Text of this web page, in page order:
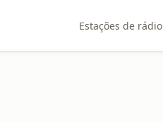
Estações de rádio